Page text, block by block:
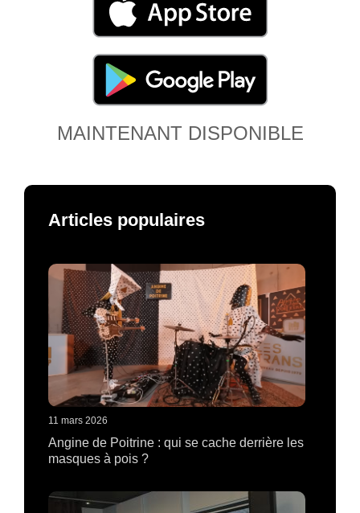
MAINTENANT DISPONIBLE
Articles populaires
11 mars 2026
Angine de Poitrine : qui se cache derrière les
masques à pois ?